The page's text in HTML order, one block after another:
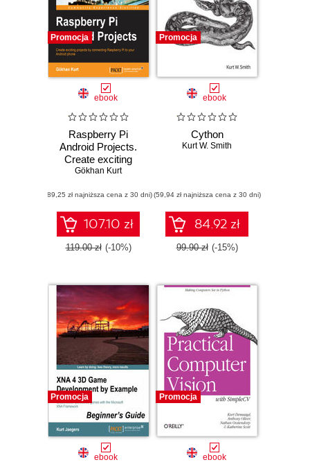
Promocja
ebook
Raspberry Pi
Android Projects.
Create exciting
projects by
Raspberry Pi to
your Android phone
Gökhan Kurt
(89,25 zł najniższa cena z 30 dni)
107.10 zł
119.00 zł (-10%)
Promocja
ebook
Cython
Kurt W. Smith
(59,94 zł najniższa cena z 30 dni)
84.92 zł
99.90 zł (-15%)
Promocja
ebook
Promocja
ebook